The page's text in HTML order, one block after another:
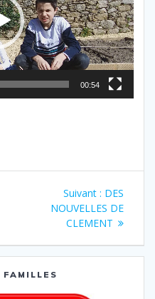
00:54
Suivant : DES
NOUVELLES DE
CLEMENT
FAMILLES